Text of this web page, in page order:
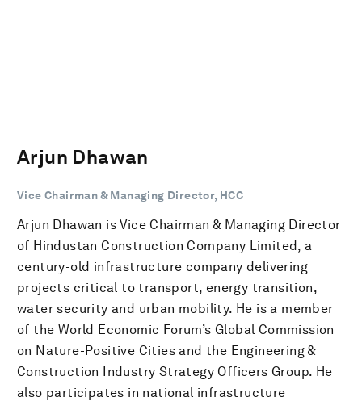
Arjun Dhawan
Vice Chairman & Managing Director, HCC
Arjun Dhawan is Vice Chairman & Managing Director
of Hindustan Construction Company Limited, a
century-old infrastructure company delivering
projects critical to transport, energy transition,
water security and urban mobility. He is a member
of the World Economic Forum’s Global Commission
on Nature-Positive Cities and the Engineering &
Construction Industry Strategy Officers Group. He
also participates in national infrastructure